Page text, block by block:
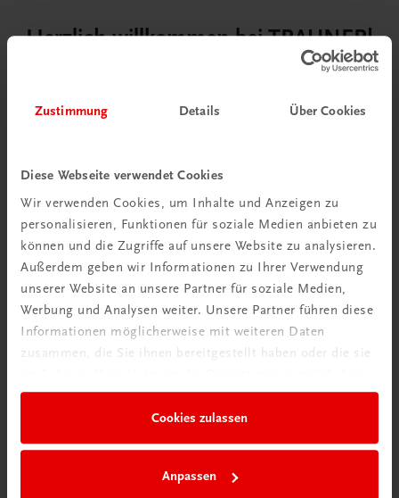
Zustimmung Details Über Cookies
Diese Webseite verwendet Cookies
Wir verwenden Cookies, um Inhalte und Anzeigen zu
personalisieren, Funktionen für soziale Medien anbieten zu
können und die Zugriffe auf unsere Website zu analysieren.
Außerdem geben wir Informationen zu Ihrer Verwendung
unserer Website an unsere Partner für soziale Medien,
Werbung und Analysen weiter. Unsere Partner führen diese
Informationen möglicherweise mit weiteren Daten
zusammen, die Sie ihnen bereitgestellt haben oder die sie
Cookies zulassen
Anpassen
Herzlich willkommen bei TRAUNER!
Wir sind ein österreichisches Familienunternehmen mit
75 Mitarbeiterinnen und Mitarbeitern, die eines verbindet:
Begeisterung für unsere Produkte.
mehr erfahren
Köglstraße 14 | 4020 Linz
Österreich/Austria
Tel.:
buchservice@trauner.at